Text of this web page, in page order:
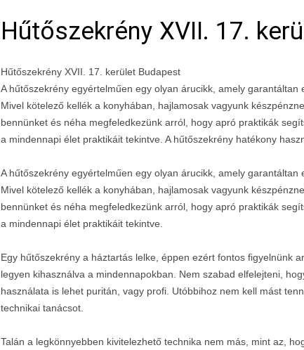
Hűtőszekrény XVII. 17.
Hűtőszekrény XVII. 17. kerület Budapest
A hűtőszekrény egyértelműen egy olyan árucikk, amely garantáltan
Mivel kötelező kellék a konyhában, hajlamosak vagyunk
bennünket és néha megfeledkezünk arról, hogy apró praktikák
a mindennapi élet praktikáit tekintve. A hűtőszekrény hatékony
A hűtőszekrény egyértelműen egy olyan árucikk, amely garantáltan
Mivel kötelező kellék a konyhában, hajlamosak vagyunk
bennünket és néha megfeledkezünk arról, hogy apró praktikák
a mindennapi élet praktikáit tekintve.
Egy hűtőszekrény a háztartás lelke, éppen ezért fontos figyelnünk
legyen kihasználva a mindennapokban. Nem szabad elfelejteni,
használata is lehet puritán, vagy profi. Utóbbihoz nem kell mást
technikai tanácsot.
Talán a legkönnyebben kivitelezhető technika nem más, mint az,